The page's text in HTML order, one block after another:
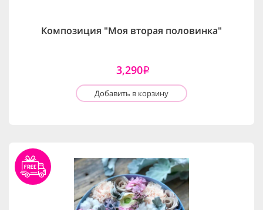
Композиция "Моя вторая половинка"
3,290i
Добавить в корзину